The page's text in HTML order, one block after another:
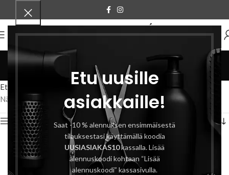
Etu uusille
asiakkaille!
Saat -10 % alennuksen ensimmäisestä
tilauksestasi käyttämällä koodia
UUSIASIAKAS10kassalla. Lisää
alennuskoodi kohtaan “Lisää
alennuskoodi” kassasivulla.
VALIKKO
hair mask
Tuotteet
Etusivu
Tuotteet avainsanalla “hair mask”
Näytetään kaikki 2 tulosta
Näytä sivupalkki